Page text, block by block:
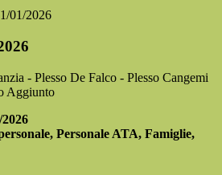
01/2026
- Plesso De Falco - Plesso Cangemi
Aggiunto
Personale ATA, Famiglie,